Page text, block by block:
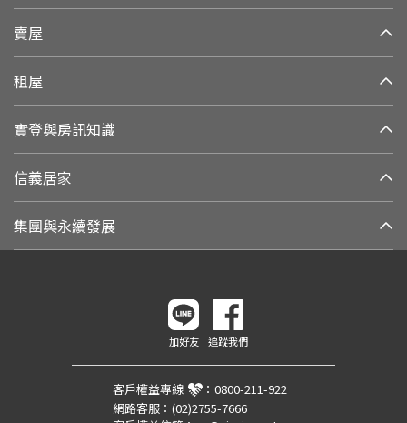
賣屋
租屋
實登與房訊知識
信義居家
集團與永續發展
加好友 追蹤我們
客戶權益專線 ： 0800-211-922
網路客服： (02)2755-7666